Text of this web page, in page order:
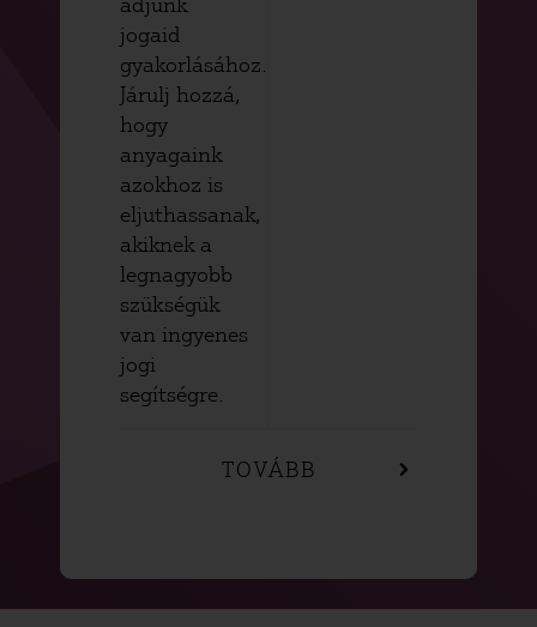
jogaid
gyakorlásához.
Járulj hozzá,
hogy
anyagaink
azokhoz is
eljuthassanak,
akiknek a
legnagyobb
szükségük
van ingyenes
jogi
segítségre.
TOVÁBB